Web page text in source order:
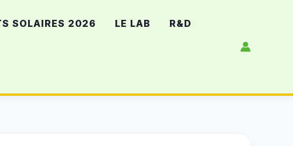
SOLAIRES 2026 LE LAB R&D